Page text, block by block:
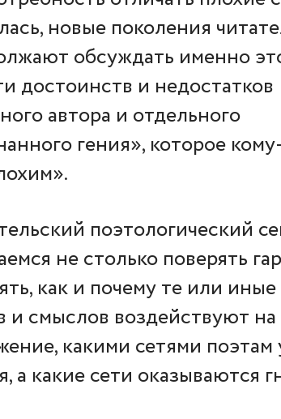
новые поколения
обсуждать именно
достоинств и недостатков
автора и отдельного
гения», которое
поэтологический
не столько поверять
как и почему те или иные
и смыслов воздействуют
какими сетями поэтам
а какие сети оказываются